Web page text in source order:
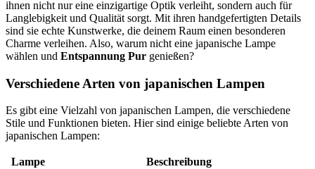
ihnen nicht nur eine einzigartige Optik verleiht, sondern auch für
Langlebigkeit und Qualität sorgt. Mit ihren handgefertigten Details
sind sie echte Kunstwerke, die deinem Raum einen besonderen
Charme verleihen. Also, warum nicht eine japanische Lampe
wählen und Entspannung Pur genießen?
Verschiedene Arten von japanischen Lampen
Es gibt eine Vielzahl von japanischen Lampen, die verschiedene
Stile und Funktionen bieten. Hier sind einige beliebte Arten von
japanischen Lampen:
Lampe
Beschreibung